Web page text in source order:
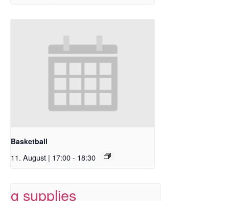
Basketball
11. August | 17:00- 18:30